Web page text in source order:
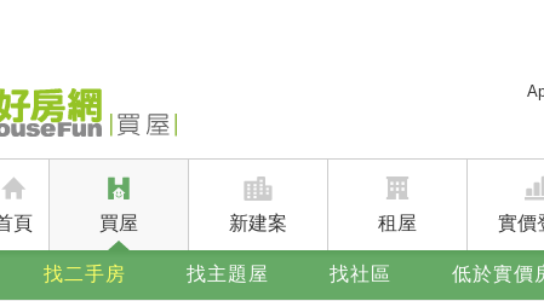
頁 買屋 新建案 租屋 實價
找二手房 找主題屋 找社區 低於實價